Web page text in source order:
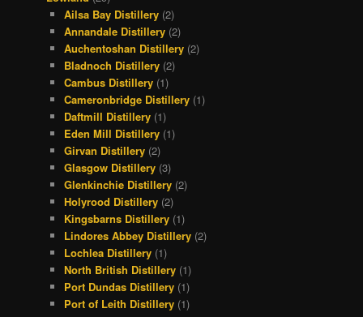
Ailsa Bay Distillery (2)
Annandale Distillery (2)
Auchentoshan Distillery (2)
Bladnoch Distillery (2)
Cambus Distillery (1)
Cameronbridge Distillery (1)
Daftmill Distillery (1)
Eden Mill Distillery (1)
Girvan Distillery (2)
Glasgow Distillery (3)
Glenkinchie Distillery (2)
Holyrood Distillery (2)
Kingsbarns Distillery (1)
Lindores Abbey Distillery (2)
Lochlea Distillery (1)
North British Distillery (1)
Port Dundas Distillery (1)
Port of Leith Distillery (1)